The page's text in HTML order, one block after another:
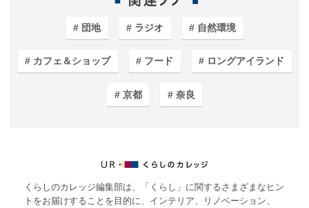
団地 ラジオ 自然環境
カフェ＆ショップ フード ロングアイランド
京都 奈良
くらしのカレッジ編集部は、「くらし」に関するさまざまなヒン
トをお届けすることを目的に、インテリア、リノベーション、